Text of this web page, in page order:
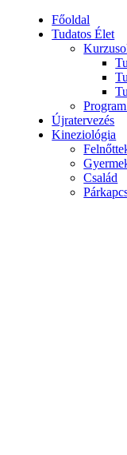
Főoldal
Tudatos Élet
Újratervezés
Kineziológia
Család